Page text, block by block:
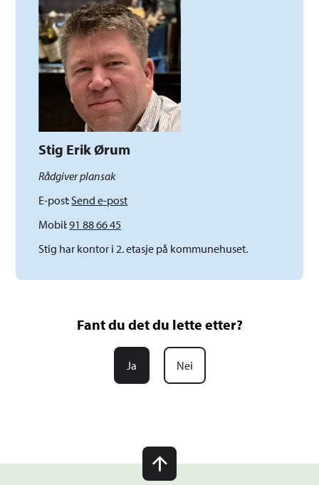
Stig Erik Ørum
Rådgiver plansak
E-postSend e-post
Mobil91 88 66 45
Stig har kontor i 2. etasje på kommunehuset.
Fant du det du lette etter?
Ja Nei